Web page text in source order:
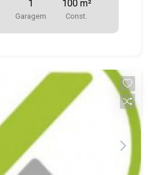
1
Garagem
100 m²
Const.